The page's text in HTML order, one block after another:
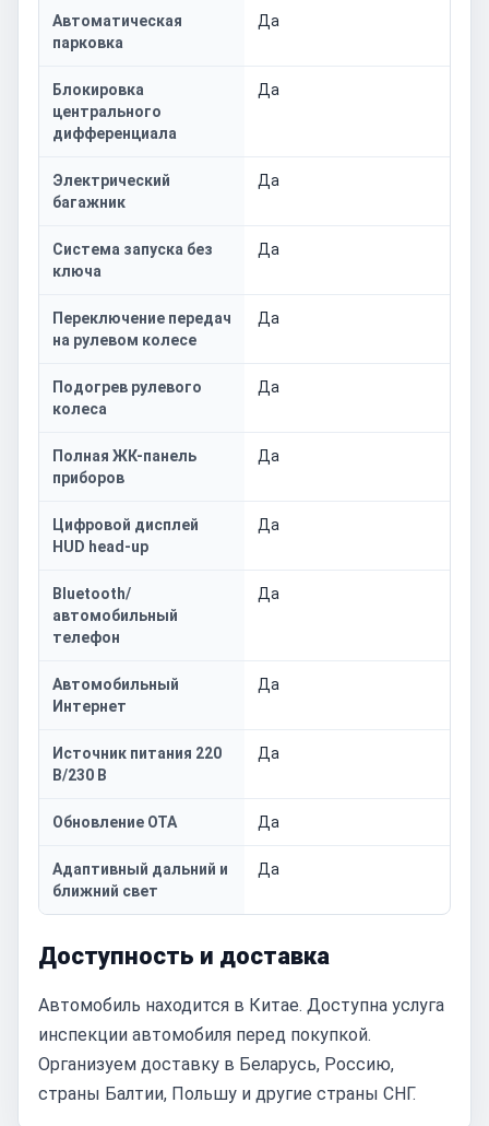
Автоматическая
парковка
Да
Блокировка
центрального
дифференциала
Да
Электрический
багажник
Да
Система запуска без
ключа
Да
Переключение передач
на рулевом колесе
Да
Подогрев рулевого
колеса
Да
Полная ЖК-панель
приборов
Да
Цифровой дисплей
HUD head-up
Да
Bluetooth/
автомобильный
телефон
Да
Автомобильный
Интернет
Да
Источник питания 220
В/230 В
Да
Обновление OTA Да
Адаптивный дальний и
ближний свет
Да
Доступность и доставка
Автомобиль находится в Китае. Доступна услуга
инспекции автомобиля перед покупкой.
Организуем доставку в Беларусь, Россию,
страны Балтии, Польшу и другие страны СНГ.